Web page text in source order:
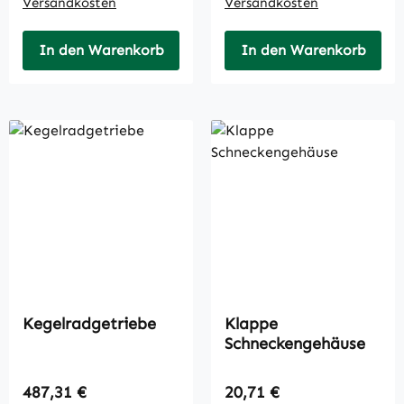
In den Warenkorb In den Warenkorb
Kegelradgetriebe
Regulärer Preis:
487,31 €
Klappe
Schneckengehäuse
Regulärer Preis:
20,71 €